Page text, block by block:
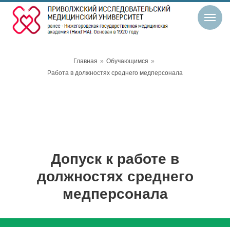
Главная » Обучающимся »
Работа в должностях среднего медперсонала
Допуск к работе в
должностях среднего
медперсонала